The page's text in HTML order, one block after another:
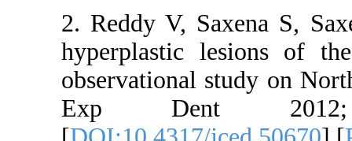
2. Reddy V,
hyperplastic
observational
Exp